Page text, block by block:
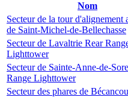
Nom
Secteur de la tour d'alignement
de Saint-Michel-de-Bellechasse
Secteur de Lavaltrie Rear
Lighttower
Secteur de Sainte-Anne-de-
Range Lighttower
Secteur des phares de